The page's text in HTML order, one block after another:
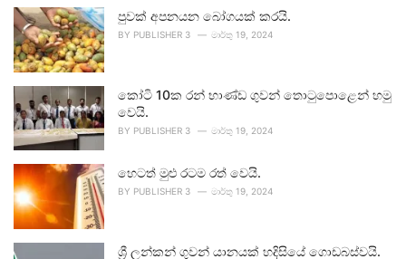
පුවක් අපනයන බෝගයක් කරයි.
BY PUBLISHER 3 මාර්තු 19, 2024
කෝටි 10ක රන් භාණ්ඩ ගුවන් තොටුපොළෙන් හමු
වෙයි.
BY PUBLISHER 3 මාර්තු 19, 2024
හෙටත් මුළු රටම රත් වෙයි.
BY PUBLISHER 3 මාර්තු 19, 2024
ශ්‍රී ලන්කන් ගුවන් යානයක් හදිසියේ ගොඩබස්වයි.